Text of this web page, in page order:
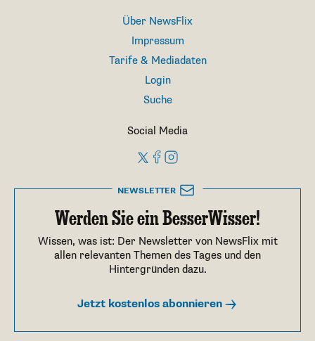
Über NewsFlix
Impressum
Tarife & Mediadaten
Login
Suche
Social Media
NEWSLETTER
Werden Sie ein BesserWisser!
Wissen, was ist: Der Newsletter von NewsFlix mit
allen relevanten Themen des Tages und den
Hintergründen dazu.
Jetzt kostenlos abonnieren